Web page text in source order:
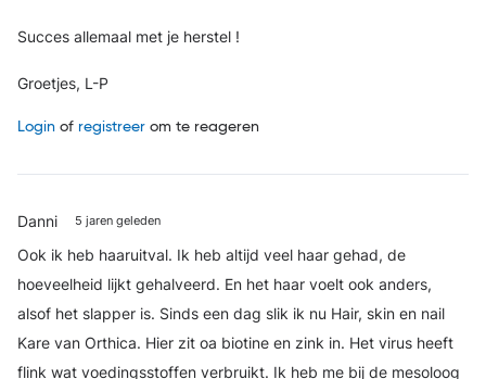
Succes allemaal met je herstel !
Groetjes, L-P
Login of registreer om te reageren
Danni 5 jaren geleden
Ook ik heb haaruitval. Ik heb altijd veel haar gehad, de
hoeveelheid lijkt gehalveerd. En het haar voelt ook anders,
alsof het slapper is. Sinds een dag slik ik nu Hair, skin en nail
Kare van Orthica. Hier zit oa biotine en zink in. Het virus heeft
flink wat voedingsstoffen verbruikt. Ik heb me bij de mesoloog